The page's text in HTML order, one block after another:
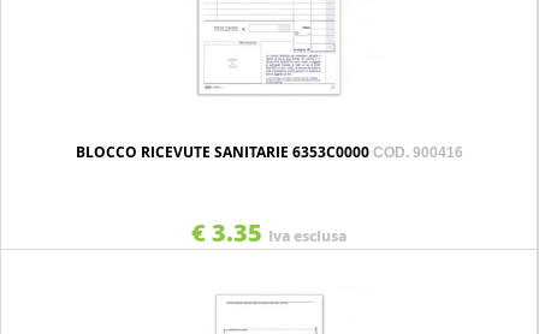
BLOCCO RICEVUTE SANITARIE 6353C0000 COD. 900416
€ 3.35 Iva esclusa